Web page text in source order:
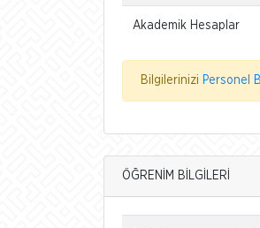
Akademik Hesaplar
Bilgilerinizi Personel
ÖĞRENİM BİLGİLERİ